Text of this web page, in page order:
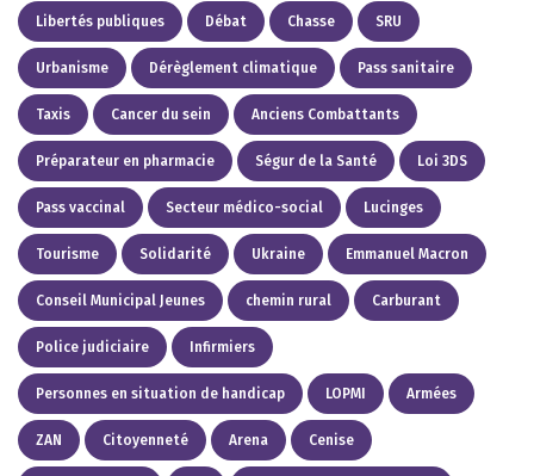
Libertés publiques Débat Chasse SRU
Urbanisme Dérèglement climatique Pass sanitaire
Taxis Cancer du sein Anciens Combattants
Préparateur en pharmacie Ségur de la Santé Loi 3DS
Pass vaccinal Secteur médico-social Lucinges
Tourisme Solidarité Ukraine Emmanuel Macron
Conseil Municipal Jeunes chemin rural Carburant
Police judiciaire Infirmiers
Personnes en situation de handicap LOPMI Armées
ZAN Citoyenneté Arena Cenise